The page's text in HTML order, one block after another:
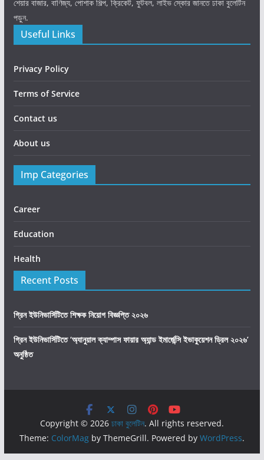
শেয়ার বাজার, বাণিজ্য, পোশাক শিল্প, ক্রিকেট, ফুটবল, লাইভ স্কোর জানতে ঢাকা বুলেটিন
পড়ুন.
Useful Links
Privacy Policy
Terms of Service
Contact us
About us
Imp Categories
Career
Education
Health
Recent Posts
গ্রিন ইউনিভার্সিটিতে শিক্ষক নিয়োগ বিজ্ঞপ্তি ২০২৬
গ্রিন ইউনিভার্সিটিতে ‘অ্যানুয়াল ক্যাম্পাস ফায়ার অ্যান্ড ইমার্জেন্সি ইভাকুয়েশন ড্রিল ২০২৬’
অনুষ্ঠিত
Copyright © 2026 ঢাকা বুলেটিন. All rights reserved.
Theme: ColorMagby ThemeGrill. Powered by WordPress.